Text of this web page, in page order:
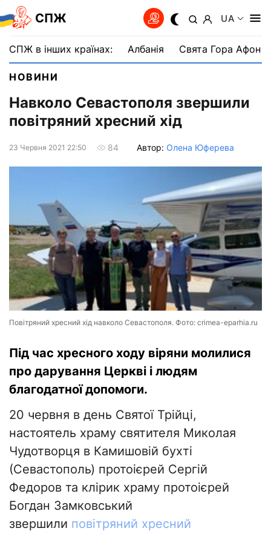
СПЖ UA
СПЖ в інших країнах: Албанія Свята Гора Афон
НОВИНИ
Навколо Севастополя звершили
повітряний хресний хід
23 Червня 2021 22:50 84 Автор: Олена Юферева
Повітряний хресний хід навколо Севастополя. Фото: crimea-eparhia.ru
Під час хресного ходу віряни молилися
про дарування Церкві і людям
благодатної допомоги.
20 червня в день Святої Трійці,
настоятель храму святителя Миколая
Чудотворця в Камишовій бухті
(Севастополь) протоієрей Сергій
Федоров та клірик храму протоієрей
Богдан Замковський
звершили повітряний хресний